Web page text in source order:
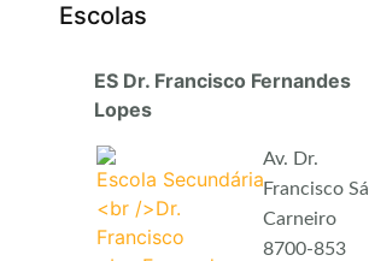
Escolas
ES Dr. Francisco Fernandes
Lopes
Av. Dr.
Francisco Sá
Carneiro
8700-853